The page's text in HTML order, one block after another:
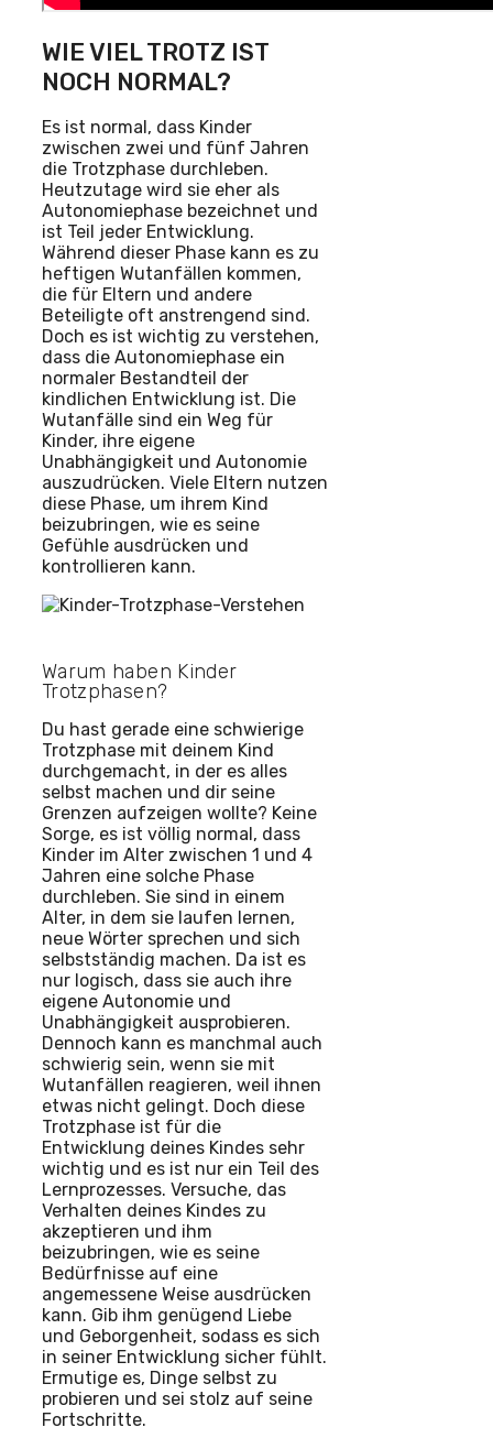
WIE VIEL TROTZ IST
NOCH NORMAL?
Es ist normal, dass Kinder
zwischen zwei und fünf Jahren
die Trotzphase durchleben.
Heutzutage wird sie eher als
Autonomiephase bezeichnet und
ist Teil jeder Entwicklung.
Während dieser Phase kann es zu
heftigen Wutanfällen kommen,
die für Eltern und andere
Beteiligte oft anstrengend sind.
Doch es ist wichtig zu verstehen,
dass die Autonomiephase ein
normaler Bestandteil der
kindlichen Entwicklung ist. Die
Wutanfälle sind ein Weg für
Kinder, ihre eigene
Unabhängigkeit und Autonomie
auszudrücken. Viele Eltern nutzen
diese Phase, um ihrem Kind
beizubringen, wie es seine
Gefühle ausdrücken und
kontrollieren kann.
Warum haben Kinder
Trotzphasen?
Du hast gerade eine schwierige
Trotzphase mit deinem Kind
durchgemacht, in der es alles
selbst machen und dir seine
Grenzen aufzeigen wollte? Keine
Sorge, es ist völlig normal, dass
Kinder im Alter zwischen 1 und 4
Jahren eine solche Phase
durchleben. Sie sind in einem
Alter, in dem sie laufen lernen,
neue Wörter sprechen und sich
selbstständig machen. Da ist es
nur logisch, dass sie auch ihre
eigene Autonomie und
Unabhängigkeit ausprobieren.
Dennoch kann es manchmal auch
schwierig sein, wenn sie mit
Wutanfällen reagieren, weil ihnen
etwas nicht gelingt. Doch diese
Trotzphase ist für die
Entwicklung deines Kindes sehr
wichtig und es ist nur ein Teil des
Lernprozesses. Versuche, das
Verhalten deines Kindes zu
akzeptieren und ihm
beizubringen, wie es seine
Bedürfnisse auf eine
angemessene Weise ausdrücken
kann. Gib ihm genügend Liebe
und Geborgenheit, sodass es sich
in seiner Entwicklung sicher fühlt.
Ermutige es, Dinge selbst zu
probieren und sei stolz auf seine
Fortschritte.